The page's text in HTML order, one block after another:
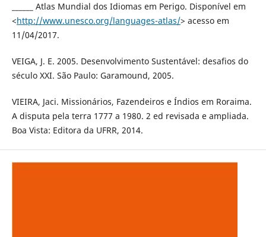
______ Atlas Mundial dos Idiomas em Perigo. Disponível em
<http://www.unesco.org/languages-atlas/> acesso em
11/04/2017.
VEIGA, J. E. 2005. Desenvolvimento Sustentável: desafios do
século XXI. São Paulo: Garamound, 2005.
VIEIRA, Jaci. Missionários, Fazendeiros e Índios em Roraima.
A disputa pela terra 1777 a 1980. 2 ed revisada e ampliada.
Boa Vista: Editora da UFRR, 2014.